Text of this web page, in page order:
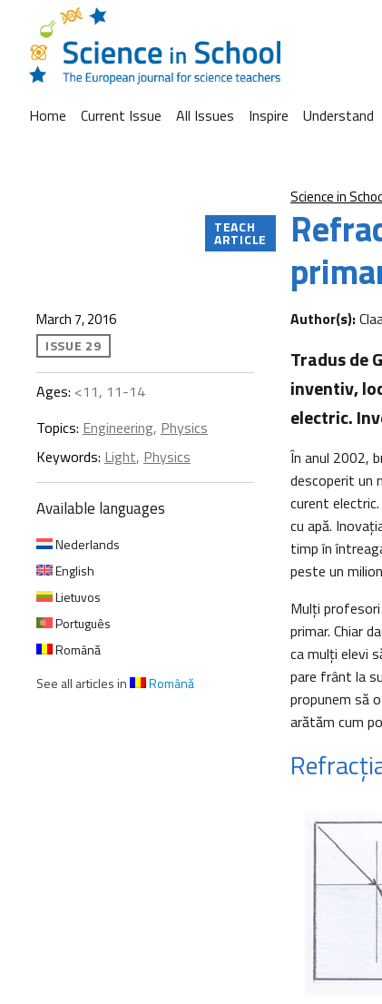
Home Current Issue All Issues Inspire Understand
Science in
TEACH
ARTICLE
March 7, 2016
ISSUE 29
Ages: <11, 11-14
Topics: Engineering, Physics
Keywords: Light, Physics
Available languages
Nederlands
English
Lietuvos
Português
Română
See all articles in
Română
Author(s):
Tradus de
inventiv,
electric.
În anul 2002,
descoperit un
curent
cu apă.
timp în
peste un
Mulţi
primar. Chiar
ca mulţi elevi
pare frânt la
propunem să
arătăm cum